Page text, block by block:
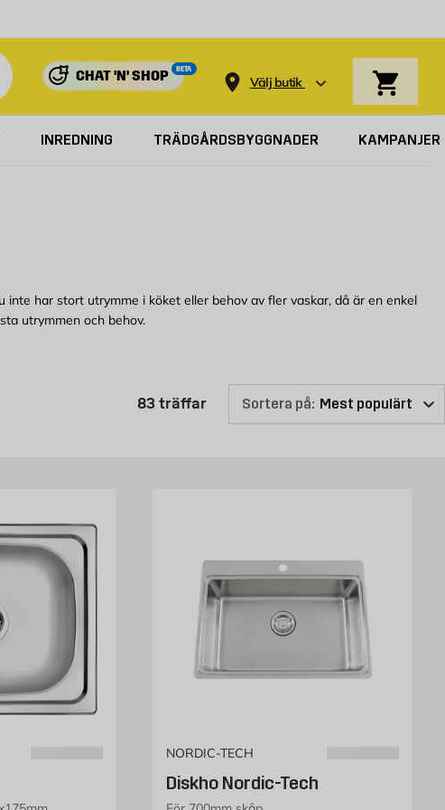
CHAT 'N' SHOP
BETA
Välj butik
INREDNING TRÄDGÅRDSBYGGNADER KAMPANJER
har stort utrymme i köket eller behov av fler vaskar, då är en enkel
utrymmen och behov.
eller kolla här online för att se vilken enkel diskho som vi kan erbjuda.
83 träffarProduktlistan är uppdaterad:
Sortera på:
NORDIC-TECH
Diskho Nordic-Tech